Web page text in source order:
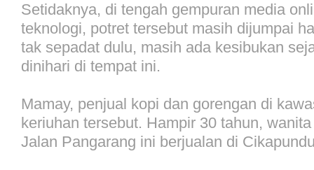
Setidaknya, di tengah gempuran media
teknologi, potret tersebut masih dijumpai
tak sepadat dulu, masih ada kesibukan
dinihari di tempat ini.
Mamay, penjual kopi dan gorengan di
keriuhan tersebut. Hampir 30 tahun,
Jalan Pangarang ini berjualan di